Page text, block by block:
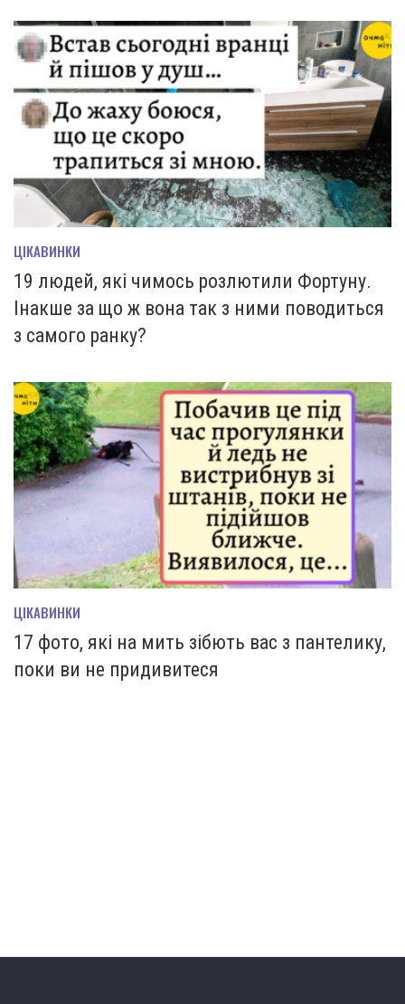
ЦІКАВИНКИ
19 людей, які чимось розлютили Фортуну.
Інакше за що ж вона так з ними поводиться
з самого ранку?
ЦІКАВИНКИ
17 фото, які на мить зiбють вас з пантелику,
поки ви не придивитеся